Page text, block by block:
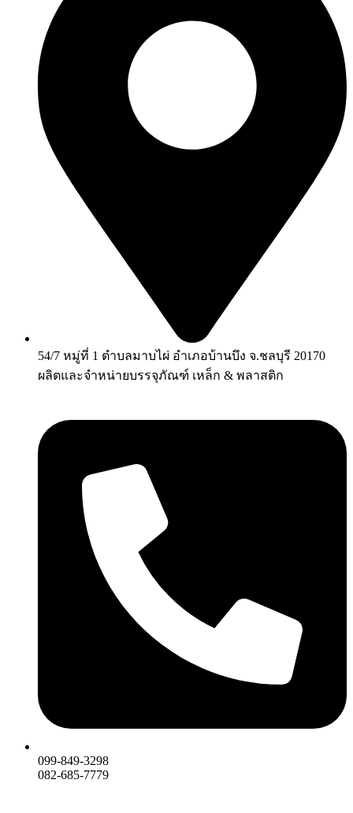
54/7 หมู่ที่ 1 ตำบลมาบไผ่ อำเภอบ้านบึง จ.ชลบุรี 20170
ผลิตและจำหน่ายบรรจุภัณฑ์ เหล็ก & พลาสติก
099-849-3298
082-685-7779